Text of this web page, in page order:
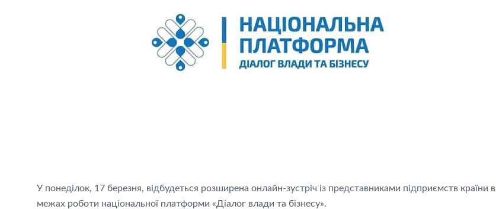
У понеділок, 17 березня, відбудеться розширена онлайн-зустріч із представниками підприємств країни в
межах роботи національної платформи «Діалог влади та бізнесу».